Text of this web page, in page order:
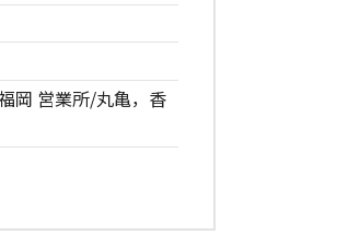
営業所/丸亀，香